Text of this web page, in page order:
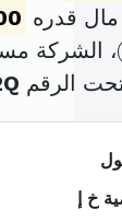
)، الشركة
الرقم
خ إ